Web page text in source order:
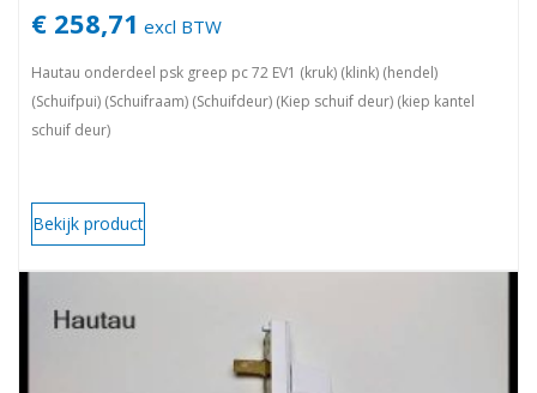
€ 258,71 excl BTW
Hautau onderdeel psk greep pc 72 EV1 (kruk) (klink) (hendel)
(Schuifpui) (Schuifraam) (Schuifdeur) (Kiep schuif deur) (kiep kantel
schuif deur)
Bekijk product